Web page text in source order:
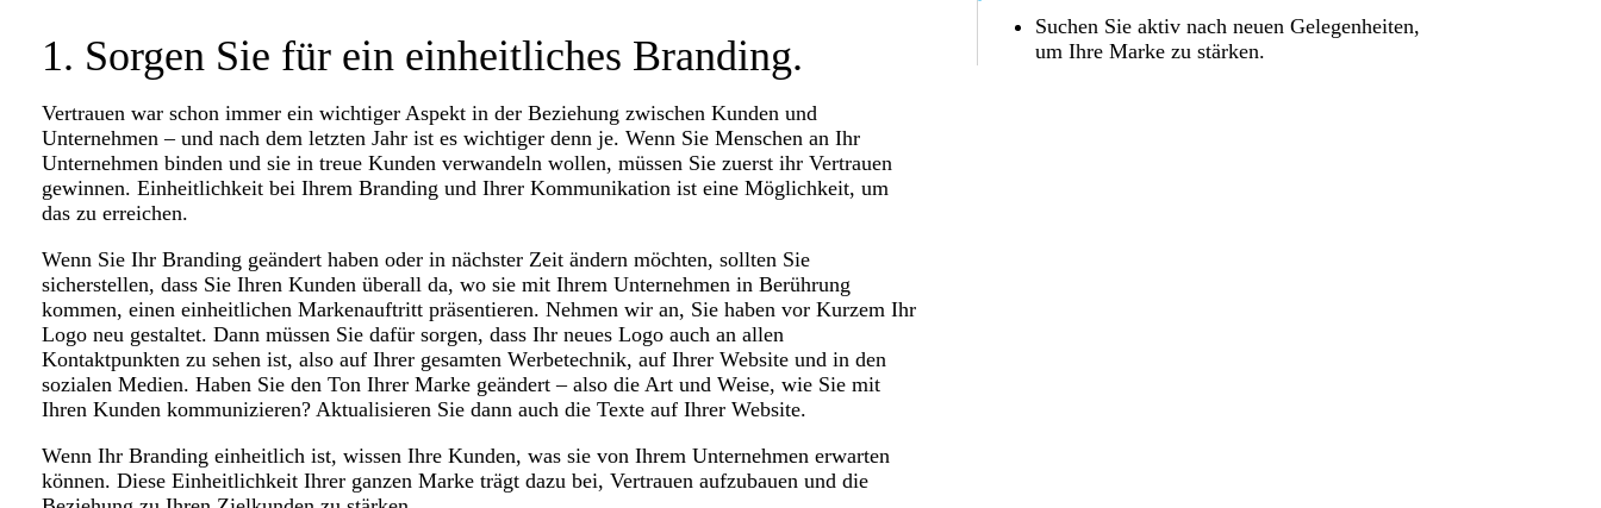
1. Sorgen Sie für ein einheitliches Branding.
Vertrauen war schon immer ein wichtiger Aspekt in der Beziehung zwischen Kunden und
Unternehmen – und nach dem letzten Jahr ist es wichtiger denn je. Wenn Sie Menschen an Ihr
Unternehmen binden und sie in treue Kunden verwandeln wollen, müssen Sie zuerst ihr Vertrauen
gewinnen. Einheitlichkeit bei Ihrem Branding und Ihrer Kommunikation ist eine Möglichkeit, um
das zu erreichen.
Wenn Sie Ihr Branding geändert haben oder in nächster Zeit ändern möchten, sollten Sie
sicherstellen, dass Sie Ihren Kunden überall da, wo sie mit Ihrem Unternehmen in Berührung
kommen, einen einheitlichen Markenauftritt präsentieren. Nehmen wir an, Sie haben vor Kurzem Ihr
Logo neu gestaltet. Dann müssen Sie dafür sorgen, dass Ihr neues Logo auch an allen
Kontaktpunkten zu sehen ist, also auf Ihrer gesamten Werbetechnik, auf Ihrer Website und in den
sozialen Medien. Haben Sie den Ton Ihrer Marke geändert – also die Art und Weise, wie Sie mit
Ihren Kunden kommunizieren? Aktualisieren Sie dann auch die Texte auf Ihrer Website.
Wenn Ihr Branding einheitlich ist, wissen Ihre Kunden, was sie von Ihrem Unternehmen erwarten
können. Diese Einheitlichkeit Ihrer ganzen Marke trägt dazu bei, Vertrauen aufzubauen und die
Suchen Sie aktiv nach neuen Gelegenheiten,
um Ihre Marke zu stärken.